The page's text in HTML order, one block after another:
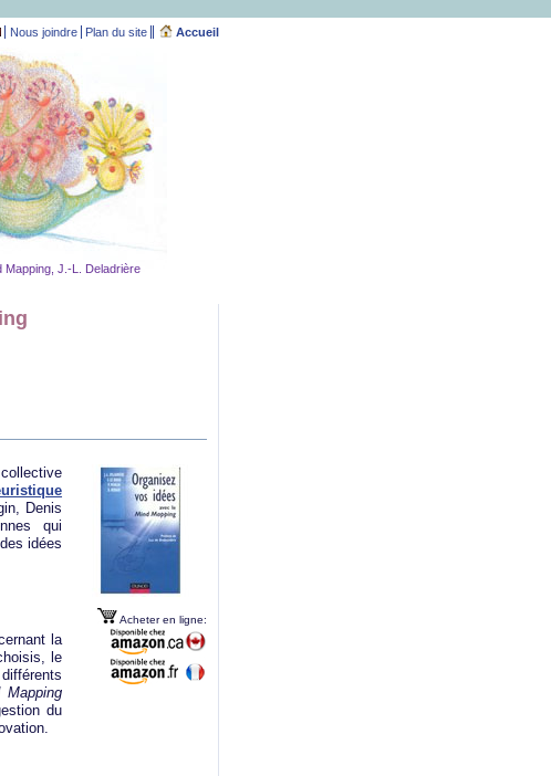
Nous joindre Plan du site Accueil
J.-L. Deladrière
Acheter en ligne:
Denis
qui
idées
la
le
Mapping
du